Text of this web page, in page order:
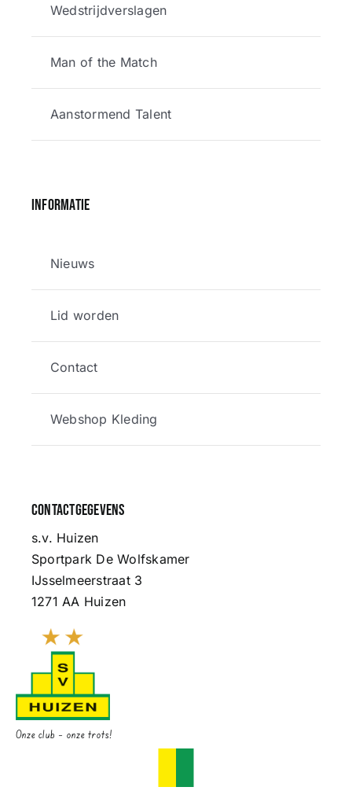
Wedstrijdverslagen
Man of the Match
Aanstormend Talent
Informatie
Nieuws
Lid worden
Contact
Webshop Kleding
Contactgegevens
s.v. Huizen
Sportpark De Wolfskamer
IJsselmeerstraat 3
1271 AA Huizen
Onze club – onze trots!